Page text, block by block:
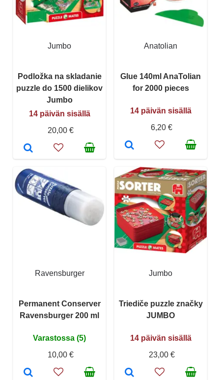
Jumbo
Podložka na skladanie
puzzle do 1500 dielikov
Jumbo
14 päivän sisällä
20,00 €
Anatolian
Glue 140ml AnaTolian
for 2000 pieces
14 päivän sisällä
6,20 €
Ravensburger
Permanent Conserver
Ravensburger 200 ml
Varastossa (5)
10,00 €
Jumbo
Triediče puzzle značky
JUMBO
14 päivän sisällä
23,00 €